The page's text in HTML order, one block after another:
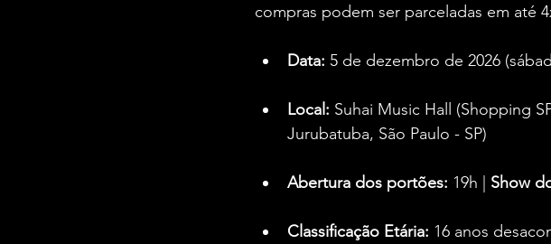
compras podem ser parceladas em até
Data: 5 de dezembro de 2026
Local: Suhai Music Hall (Shopping
Jurubatuba, São Paulo - SP)
Abertura dos portões: 19h | Show
Classificação Etária: 16 anos